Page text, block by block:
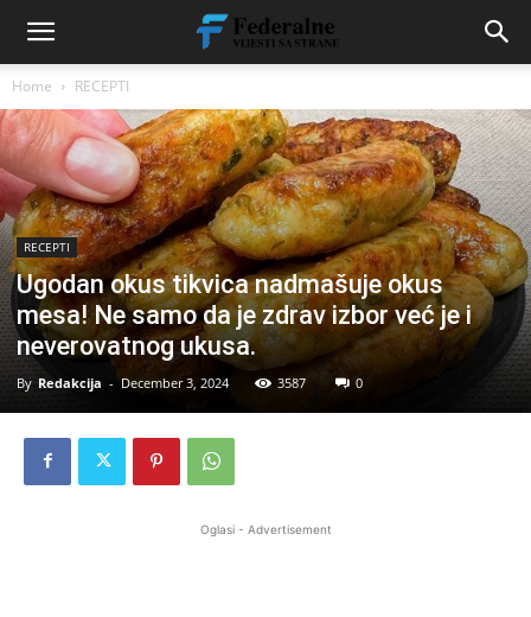
Home RECEPTI
RECEPTI
Ugodan okus tikvica nadmašuje okus
mesa! Ne samo da je zdrav izbor već je i
neverovatnog ukusa.
By Redakcija - December 3, 2024 3587 0
Oglasi - Advertisement